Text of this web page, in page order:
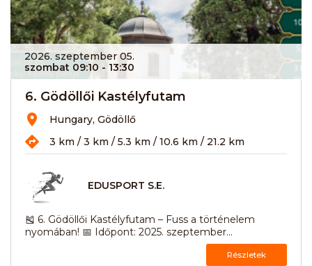
2026. szeptember 05.
szombat 09:10 - 13:30
6. Gödöllői Kastélyfutam
Hungary, Gödöllő
3 km / 3 km / 5.3 km / 10.6 km / 21.2 km
EDUSPORT S.E.
🎽 6. Gödöllői Kastélyfutam – Fuss a történelem
nyomában! 📅 Időpont: 2025. szeptember...
Részletek